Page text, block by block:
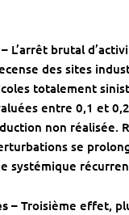
L’arrêt brutal
des sites
totalement
entre 0,1 et
non réalisée.
se
systémique
– Troisième effet,